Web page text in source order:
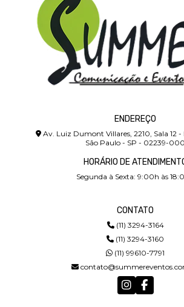
ENDEREÇO
Av. Luiz Dumont Villares, 2210, Sala 12 -
São Paulo - SP - 02239-000
HORÁRIO DE
Segunda à Sexta: 9:00h às
CONTATO
(11) 3294-3164
(11) 3294-3160
(11) 99610-7791